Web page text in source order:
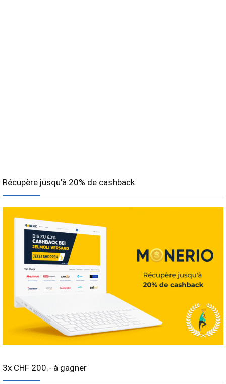
Récupère jusqu’à 20% de cashback
3x CHF 200.- à gagner